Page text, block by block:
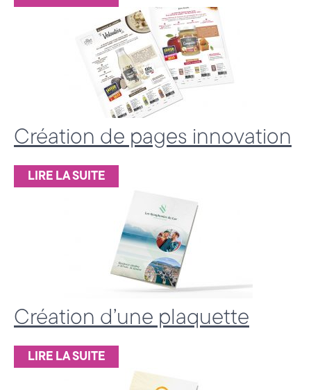
e
(
7
4
)
Création de pages innovation
LIRE LA SUITE
Création d’une plaquette
LIRE LA SUITE